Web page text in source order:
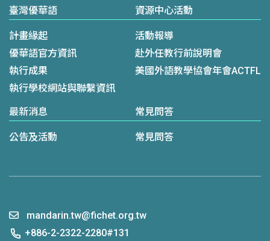
臺灣優華語
計畫緣起
優華語官方資訊
執行成果
執行學校網站與聯繫資訊
資源中心活動
活動報導
赴外任教行前說明會
美國外語教學協會年會ACTFL
最新消息
公告及活動
常見問答
常見問答
mandarin.tw@fichet.org.tw
+886-2-2322-2280#131